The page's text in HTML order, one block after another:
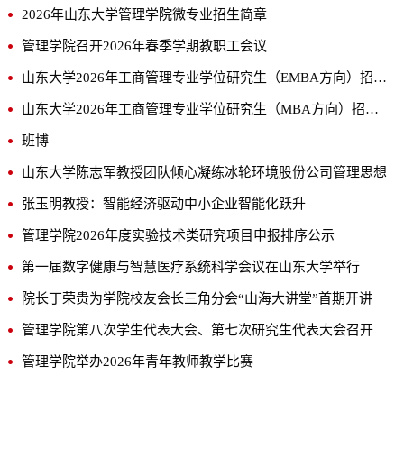
2026年山东大学管理学院微专业招生简章
管理学院召开2026年春季学期教职工会议
山东大学2026年工商管理专业学位研究生（EMBA方向）招生简章
山东大学2026年工商管理专业学位研究生（MBA方向）招生简章
班博
山东大学陈志军教授团队倾心凝练冰轮环境股份公司管理思想
张玉明教授：智能经济驱动中小企业智能化跃升
管理学院2026年度实验技术类研究项目申报排序公示
第一届数字健康与智慧医疗系统科学会议在山东大学举行
院长丁荣贵为学院校友会长三角分会“山海大讲堂”首期开讲
管理学院第八次学生代表大会、第七次研究生代表大会召开
管理学院举办2026年青年教师教学比赛